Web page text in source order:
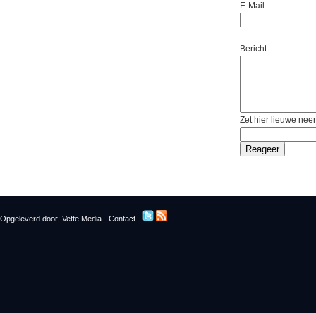
E-Mail:
Bericht
Zet hier lieuwe
Opgeleverd door: Vette Media - Contact -